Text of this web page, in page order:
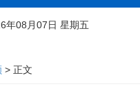
年08月07日 星期五
> 正文